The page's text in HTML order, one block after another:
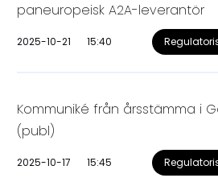
paneuropeisk A2A-leverantör
2025-10-21 15:40
Kommuniké från årsstämma i
(publ)
2025-10-17 15:45